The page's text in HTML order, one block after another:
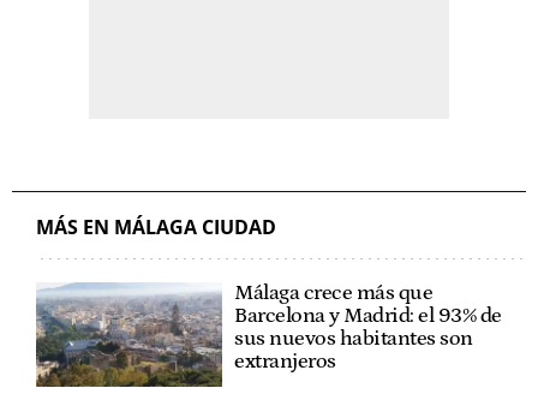
MÁS EN MÁLAGA CIUDAD
Málaga crece más que
Barcelona y Madrid: el 93% de
sus nuevos habitantes son
extranjeros